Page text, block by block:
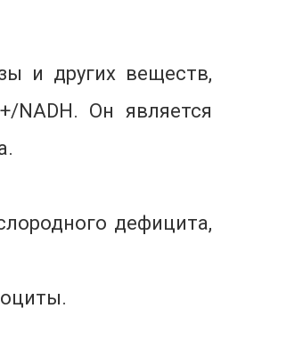
и других веществ,
NADH. Он является
дефицита,